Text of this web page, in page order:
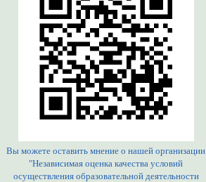
Вы можете оставить мнение о нашей организации
"Независимая оценка качества условий
осуществления образовательной деятельности